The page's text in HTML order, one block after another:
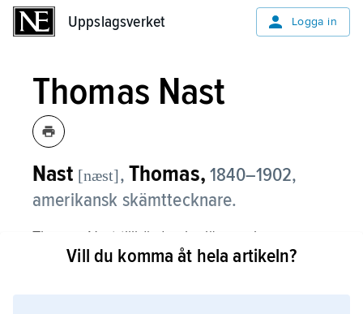
Uppslagsverket Logga in
Thomas Nast
Nast [næst], Thomas, 1840–1902,
amerikansk skämttecknare.
Thomas Nast tillhörde pionjärerna inom
amerikansk politisk karikatyrkonst och
Vill du komma åt hela artikeln?